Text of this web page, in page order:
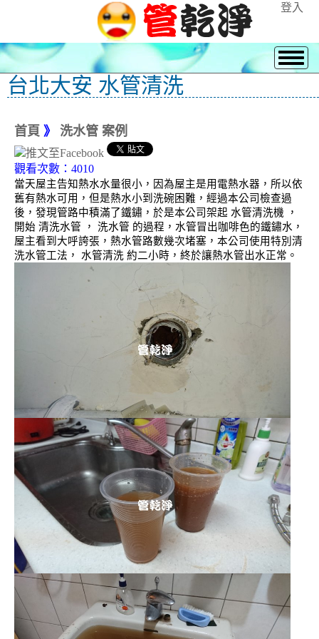
登入
台北大安 水管清洗
首頁 》 洗水管 案例
觀看次數：4010
當天屋主告知熱水水量很小，因為屋主是用電熱水器，所以依
舊有熱水可用，但是熱水小到洗碗困難，經過本公司檢查過
後，發現管路中積滿了鐵鏽，於是本公司架起 水管清洗機 ，
開始 清洗水管 ， 洗水管 的過程，水管冒出咖啡色的鐵鏽水，
屋主看到大呼誇張，熱水管路數幾次堵塞，本公司使用特別清
洗水管工法， 水管清洗 約二小時，終於讓熱水管出水正常。